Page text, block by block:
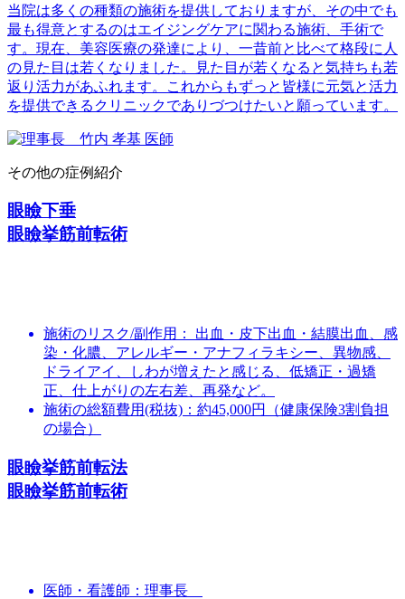
当院は多くの種類の施術を提供しておりますが、その中でも
最も得意とするのはエイジングケアに関わる施術、手術で
す。現在、美容医療の発達により、一昔前と比べて格段に人
の見た目は若くなりました。見た目が若くなると気持ちも若
返り活力があふれます。これからもずっと皆様に元気と活力
を提供できるクリニックでありづつけたいと願っています。
その他の症例紹介
眼瞼下垂
眼瞼挙筋前転術
施術のリスク/副作用：
出血・皮下出血・結膜出血、感
染・化膿、アレルギー・アナフィラキシー、異物感、
ドライアイ、しわが増えたと感じる、低矯正・過矯
正、仕上がりの左右差、再発など。
施術の総額費用(税抜)： 約45,000円（健康保険3割負担
の場合）
眼瞼挙筋前転法
眼瞼挙筋前転術
医師・看護師： 理事長